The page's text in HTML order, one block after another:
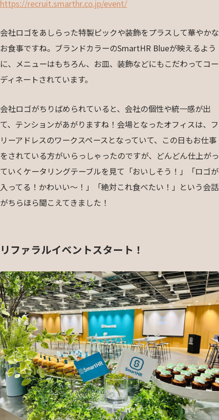
https://recruit.smarthr.co.jp/event/
会社ロゴをあしらった特製ピックや装飾をプラスして華やかな
お食事ですね。ブランドカラーのSmartHR Blueが映えるよう
に、メニューはもちろん、お皿、装飾などにもこだわってコー
ディネートされています。
会社ロゴがちりばめられていると、会社の個性や統一感が出
て、テンションがあがりますね！会場となったオフィスは、フ
リーアドレスのワークスペースとなっていて、この日もお仕事
をされている方がいらっしゃったのですが、どんどん仕上がっ
ていくケータリングテーブルを見て「おいしそう！」「ロゴが
入ってる！かわいい〜！」「絶対これ食べたい！」という会話
がちらほら聞こえてきました！
リファラルイベントスタート！